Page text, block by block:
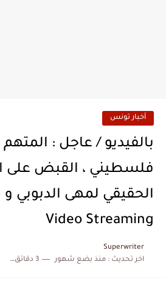
أخبار تونس
بالفيديو / عاجل :
فلسطيني ، القبض على
الحقيقي لمهى الدبوبي
Video Streaming
Superwriter
اخر تحديث :منذ بضع شهور 3 دقائق للقراءة